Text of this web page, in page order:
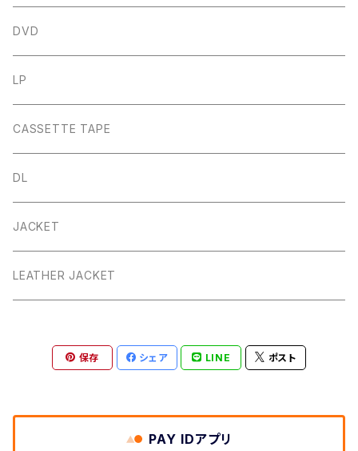
DVD
LP
CASSETTE TAPE
DL
JACKET
LEATHER JACKET
保存 シェア LINE ポスト
PAY IDアプリ